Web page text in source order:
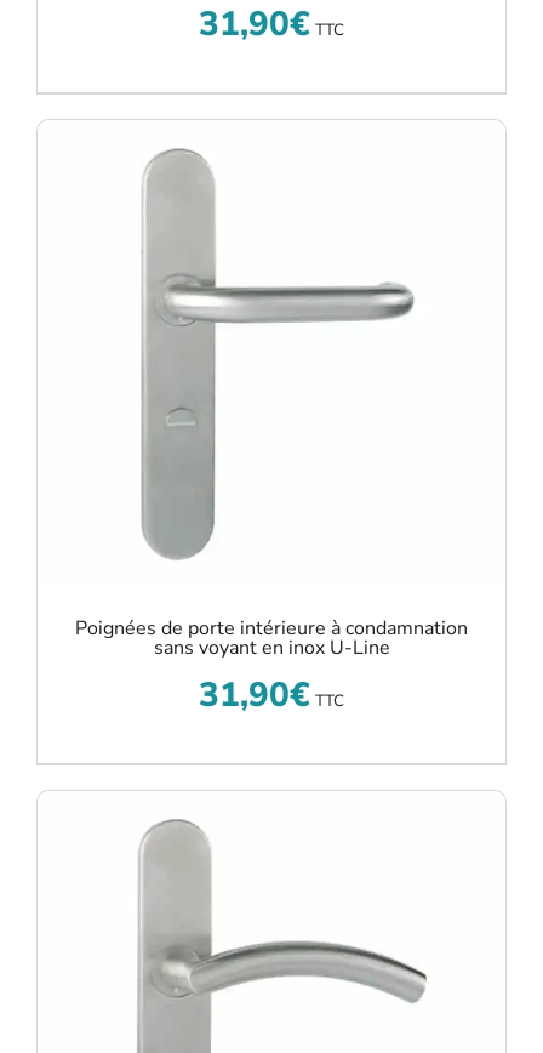
31,90€ TTC
Poignées de porte intérieure à condamnation
sans voyant en inox U-Line
31,90€ TTC